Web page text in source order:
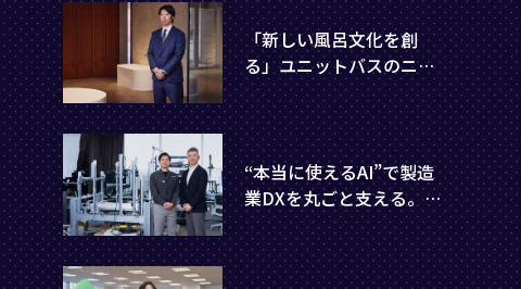
「新しい風呂文化を創
る」ユニットバスのニッ
チトップシェアメーカ
ー・日ポリ化工の対応力
“本当に使えるAI”で製造
業DXを丸ごと支える。大
阪発スタートアップとオ
リックスの挑戦